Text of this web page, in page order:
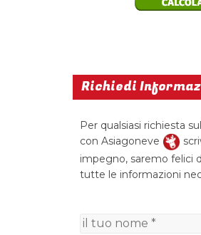
Richiedi
Per qualsiasi richiesta
con Asiagoneve
impegno, saremo felici
tutte le informazioni